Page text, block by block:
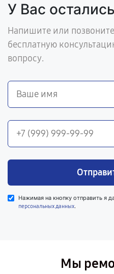
У Вас
Напишите или
бесплатную
вопросу.
Нажимая на кнопку отправить я
персональных данных.
Мы